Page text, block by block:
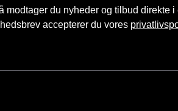
modtager du nyheder og tilbud direkte i
accepterer du vores